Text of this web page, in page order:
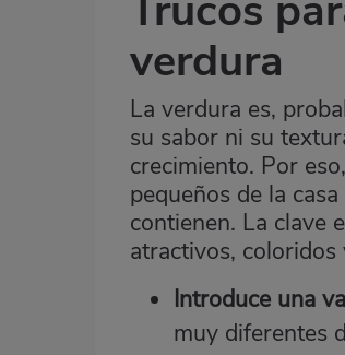
verdura
La verdura es,
su sabor ni su
crecimiento. Por
pequeños de la
contienen. La clave
atractivos,
Introduce una
muy diferentes